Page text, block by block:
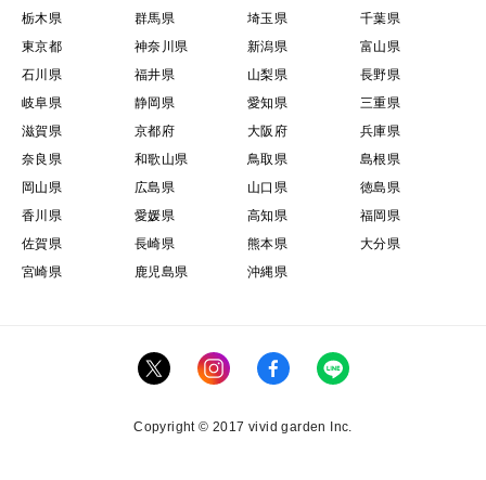
栃木県
群馬県 埼玉県
千葉県
東京都
神奈川県 新潟県
富山県
石川県
福井県 山梨県
長野県
岐阜県
静岡県 愛知県
三重県
滋賀県
京都府 大阪府
兵庫県
奈良県
和歌山県 鳥取県
島根県
岡山県
広島県 山口県
徳島県
香川県
愛媛県 高知県
福岡県
佐賀県
長崎県 熊本県
大分県
宮崎県
鹿児島県 沖縄県
Copyright © 2017 vivid garden Inc.